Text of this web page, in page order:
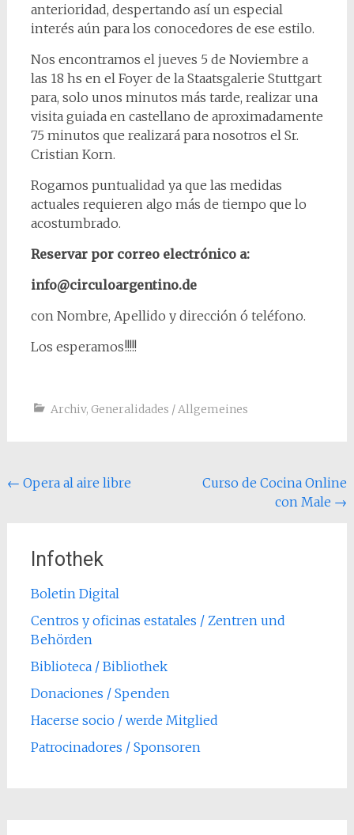
anterioridad, despertando así un especial
interés aún para los conocedores de ese estilo.
Nos encontramos el jueves 5 de Noviembre a
las 18 hs en el Foyer de la Staatsgalerie Stuttgart
para, solo unos minutos más tarde, realizar una
visita guiada en castellano de aproximadamente
75 minutos que realizará para nosotros el Sr.
Cristian Korn.
Rogamos puntualidad ya que las medidas
actuales requieren algo más de tiempo que lo
acostumbrado.
Reservar por correo electrónico a:
info@circuloargentino.de
con Nombre, Apellido y dirección ó teléfono.
Los esperamos!!!!!
Archiv, Generalidades / Allgemeines
Post
← Opera al aire libre
Curso de Cocina Online
con Male →
Infothek
Boletin Digital
Centros y oficinas estatales / Zentren und
Behörden
Biblioteca / Bibliothek
Donaciones / Spenden
Hacerse socio / werde Mitglied
Patrocinadores / Sponsoren